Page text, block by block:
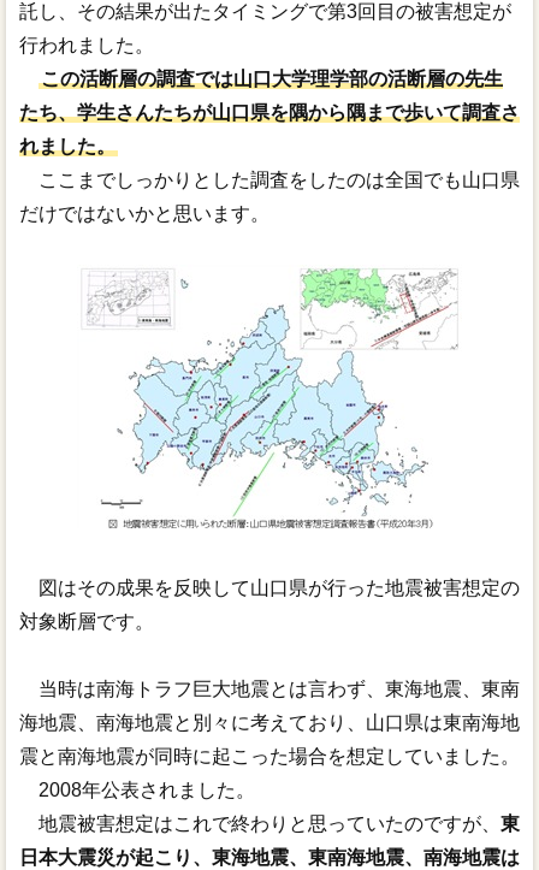
託し、その結果が出たタイミングで第3回目の被害想定が
行われました。
この活断層の調査では山口大学理学部の活断層の先生
たち、学生さんたちが山口県を隅から隅まで歩いて調査さ
れました。
ここまでしっかりとした調査をしたのは全国でも山口県
だけではないかと思います。
図はその成果を反映して山口県が行った地震被害想定の
対象断層です。
当時は南海トラフ巨大地震とは言わず、東海地震、東南
海地震、南海地震と別々に考えており、山口県は東南海地
震と南海地震が同時に起こった場合を想定していました。
2008年公表されました。
地震被害想定はこれで終わりと思っていたのですが、 東
日本大震災が起こり、東海地震、東南海地震、南海地震は